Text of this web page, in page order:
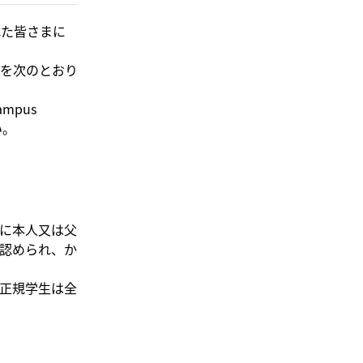
皆さまに
次のとおり
本人又は父
められ、か
規学生は全